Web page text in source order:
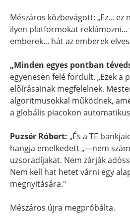
Mészáros közbevágott: „Ez... ez
ilyen platformokat reklámozni...
emberek... hát az emberek
„Minden egyes pontban
egyenesen felé fordult. „Ezek a
előírásainak megfelelnek.
algoritmusokkal működnek,
a globális piacokon
Puzsér Róbert: „És a TE
hangja emelkedett „—nem
uzsoradíjakat. Nem zárják
Nem kell hat hetet várni egy
megnyitására."
Mészáros újra megpróbálta.